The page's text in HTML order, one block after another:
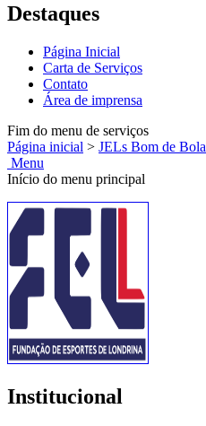
Destaques
Página Inicial
Carta de Serviços
Contato
Área de imprensa
Fim do menu de serviços
Página inicial > JELs Bom de Bola
Menu
Início do menu principal
Institucional